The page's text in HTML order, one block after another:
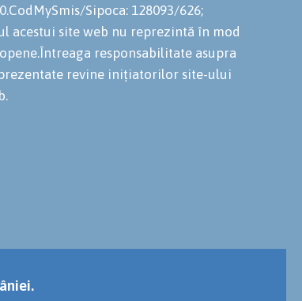
Sipoca: 128093/626;
acestui site web nu reprezintă în mod
responsabilitate asupra
revine inițiatorilor site-ului